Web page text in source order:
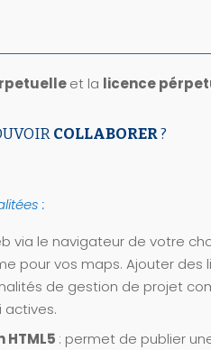
et la licence
COLLABORER?
:
via le navigateur de votre
pour vos maps. Ajouter des
de gestion de projet
actives.
: permet de publier